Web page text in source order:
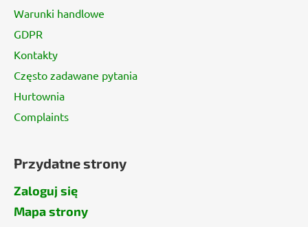
Warunki handlowe
GDPR
Kontakty
Często zadawane pytania
Hurtownia
Complaints
Przydatne strony
Zaloguj się
Mapa strony